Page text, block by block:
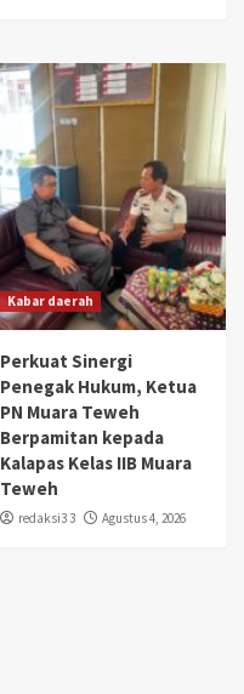
Kabar daerah
Perkuat Sinergi
Penegak Hukum, Ketua
PN Muara Teweh
Berpamitan kepada
Kalapas Kelas IIB Muara
Teweh
redaksi3 3 Agustus 4, 2026